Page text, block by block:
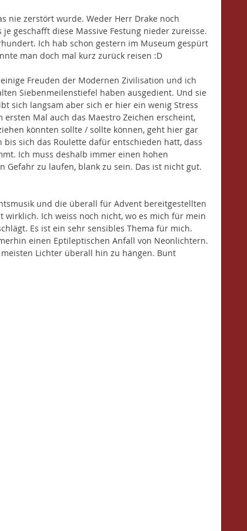
nie zerstört wurde. Weder Herr Drake noch
geschafft diese Massive Festung nieder zureisse.
Ich hab schon gestern im Museum gespürt
man doch mal kurz zurück reisen :D
Freuden der Modernen Zivilisation und ich
Siebenmeilenstiefel haben ausgedient. Und sie
sich langsam aber sich er hier ein wenig Stress
Mal auch das Maestro Zeichen erscheint,
könnten sollte / sollte können, geht hier gar
sich das Roulette dafür entschieden hatt, dass
Ich muss deshalb immer einen hohen
zu laufen, blank zu sein. Das ist nicht gut.
und die überall für Advent bereitgestellten
Ich weiss noch nicht, wo es mich für mein
Es ist ein sehr sensibles Thema für mich.
einen Eptileptischen Anfall von Neonlichtern.
Lichter überall hin zu hängen. Bunt